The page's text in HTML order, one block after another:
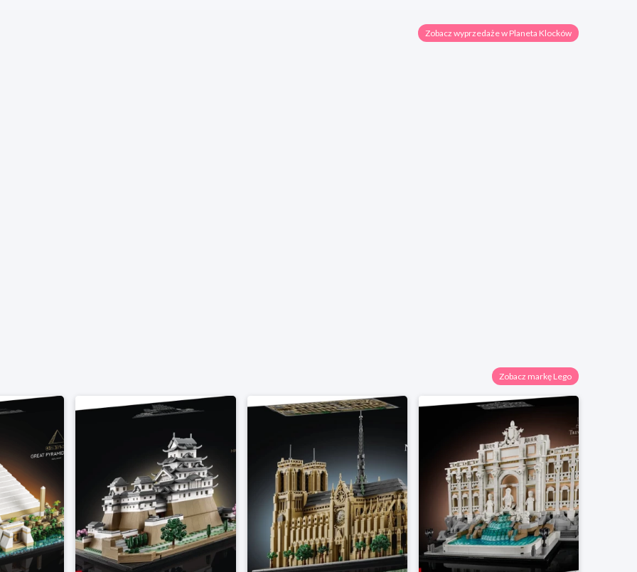
Zobacz wyprzedaże w Planeta Klocków
Zobacz markę Lego